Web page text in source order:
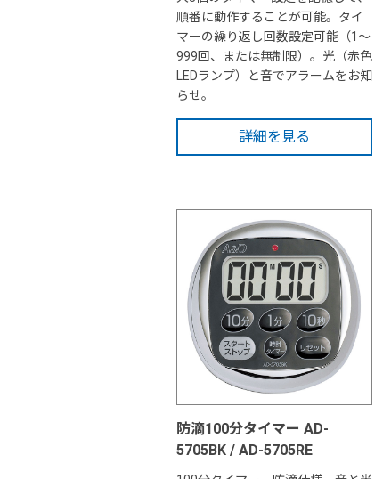
順番に動作することが可能。タイ
マーの繰り返し回数設定可能（1～
999回、または無制限）。光（赤色
LEDランプ）と音でアラームをお知
らせ。
詳細を見る
防滴100分タイマー AD-
5705BK / AD-5705RE